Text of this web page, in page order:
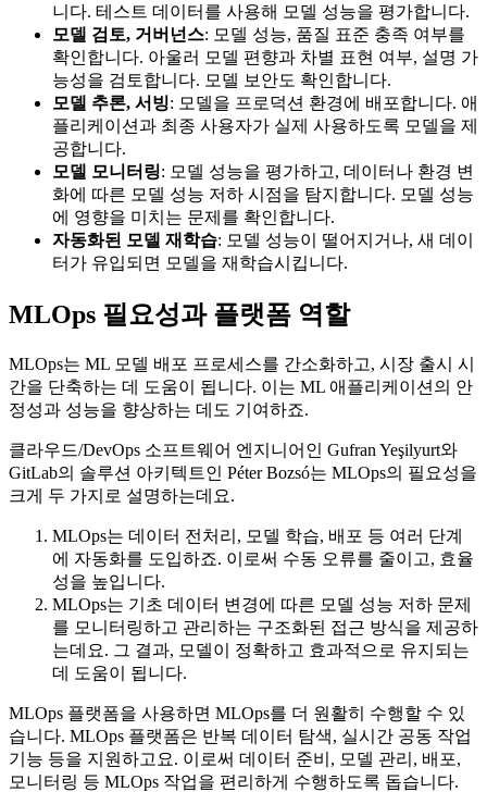
니다. 테스트 데이터를 사용해 모델 성능을 평가합니다.
모델 검토, 거버넌스: 모델 성능, 품질 표준 충족 여부를
확인합니다. 아울러 모델 편향과 차별 표현 여부, 설명 가
능성을 검토합니다. 모델 보안도 확인합니다.
모델 추론, 서빙: 모델을 프로덕션 환경에 배포합니다. 애
플리케이션과 최종 사용자가 실제 사용하도록 모델을 제
공합니다.
모델 모니터링: 모델 성능을 평가하고, 데이터나 환경 변
화에 따른 모델 성능 저하 시점을 탐지합니다. 모델 성능
에 영향을 미치는 문제를 확인합니다.
자동화된 모델 재학습: 모델 성능이 떨어지거나, 새 데이
터가 유입되면 모델을 재학습시킵니다.
MLOps 필요성과 플랫폼 역할
MLOps는 ML 모델 배포 프로세스를 간소화하고, 시장 출시 시
간을 단축하는 데 도움이 됩니다. 이는 ML 애플리케이션의 안
정성과 성능을 향상하는 데도 기여하죠.
클라우드/DevOps 소프트웨어 엔지니어인 Gufran Yeşilyurt와
GitLab의 솔루션 아키텍트인 Péter Bozsó는 MLOps의 필요성을
크게 두 가지로 설명하는데요.
MLOps는 데이터 전처리, 모델 학습, 배포 등 여러 단계
에 자동화를 도입하죠. 이로써 수동 오류를 줄이고, 효율
성을 높입니다.
MLOps는 기초 데이터 변경에 따른 모델 성능 저하 문제
를 모니터링하고 관리하는 구조화된 접근 방식을 제공하
는데요. 그 결과, 모델이 정확하고 효과적으로 유지되는
데 도움이 됩니다.
MLOps 플랫폼을 사용하면 MLOps를 더 원활히 수행할 수 있
습니다. MLOps 플랫폼은 반복 데이터 탐색, 실시간 공동 작업
기능 등을 지원하고요. 이로써 데이터 준비, 모델 관리, 배포,
모니터링 등 MLOps 작업을 편리하게 수행하도록 돕습니다.